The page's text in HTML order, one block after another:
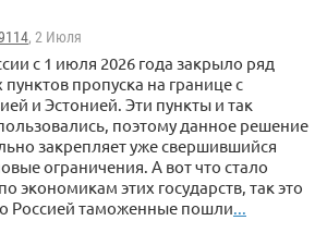
, 2 Июля
с 1 июля 2026 года закрыло ряд
пропуска на границе с
и Эстонией. Эти пункты и так
поэтому данное решение
закрепляет уже свершившийся
ограничения. А вот что стало
экономикам этих государств, так это
Россией таможенные пошли